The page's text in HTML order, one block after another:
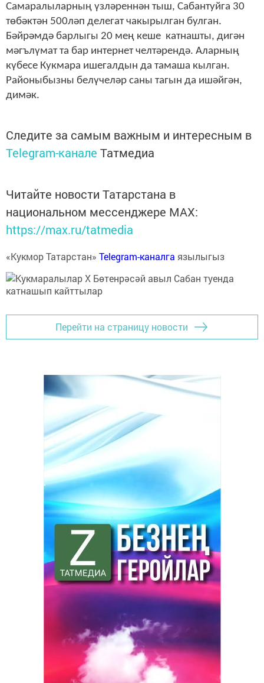
Самаралыларның үзләреннән тыш, Сабантуйга 30
төбәктән 500ләп делегат чакырылган булган.
Бәйрәмдә барлыгы 20 мең кеше катнашты, дигән
мәгълүмат та бар интернет челтәрендә. Аларның
күбесе Кукмара ишегалдын да тамаша кылган.
Районыбызны белүчеләр саны тагын да ишәйгән,
димәк.
Следите за самым важным и интересным в
Telegram-канале Татмедиа
Читайте новости Татарстана в
национальном мессенджере MАХ:
https://max.ru/tatmedia
«Кукмор Татарстан» Telegram-каналга язылыгыз
Перейти на страницу новости